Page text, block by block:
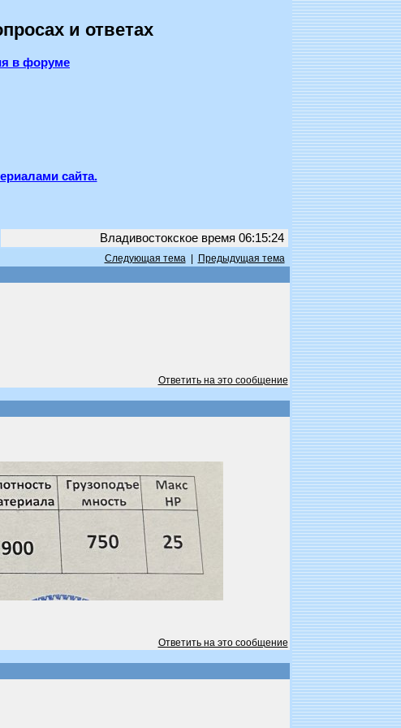
и ответах
в форуме
сайта.
Владивостокское время 06:15:24
Следующая тема|
Предыдущая тема
Ответить на это сообщение
Ответить на это сообщение